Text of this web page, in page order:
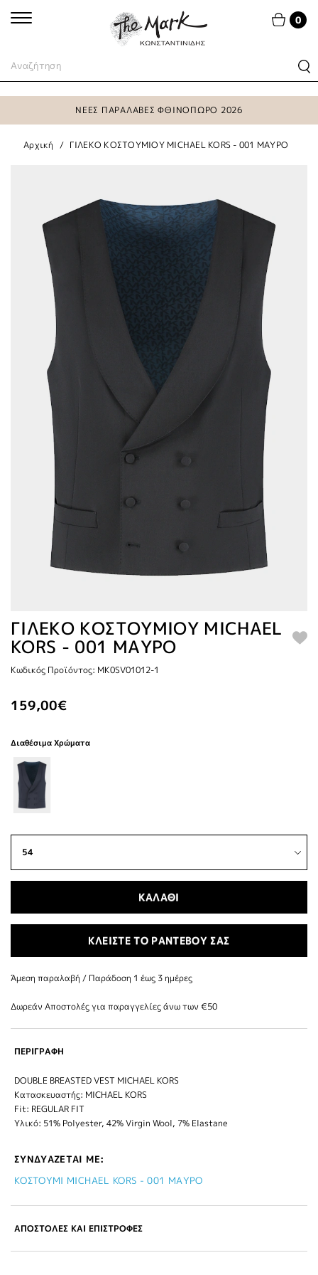
0
ΝΕΕΣ ΠΑΡΑΛΑΒΕΣ ΦΘΙΝΟΠΩΡΟ 2026
Αρχική ΓΙΛΕΚΟ ΚΟΣΤΟΥΜΙΟΥ MICHAEL KORS - 001 ΜΑΥΡΟ
ΓΙΛΕΚΟ ΚΟΣΤΟΥΜΙΟΥ MICHAEL
KORS - 001 ΜΑΥΡΟ
Κωδικός Προϊόντος: MK0SV01012-1
159,00€
Διαθέσιμα Χρώματα
ΚΑΛΑΘΙ
ΚΛΕΙΣΤΕ ΤΟ ΡΑΝΤΕΒΟΥ ΣΑΣ
Άμεση παραλαβή / Παράδoση 1 έως 3 ημέρες
Δωρεάν Αποστολές για παραγγελίες άνω των €50
ΠΕΡΙΓΡΑΦΗ
DOUBLE BREASTED VEST MICHAEL KORS
Κατασκευαστής: MICHAEL KORS
Fit: REGULAR FIT
Υλικό: 51% Polyester, 42% Virgin Wool, 7% Elastane
ΣΥΝΔΥΑΖΕΤΑΙ ΜΕ:
ΚΟΣΤΟΥΜΙ MICHAEL KORS - 001 ΜΑΥΡΟ
ΑΠΟΣΤΟΛΕΣ ΚΑΙ ΕΠΙΣΤΡΟΦΕΣ